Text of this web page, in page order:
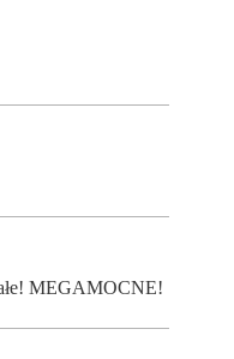
MEGAMOCNE!